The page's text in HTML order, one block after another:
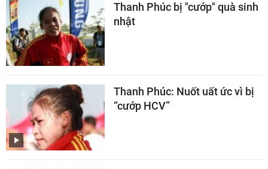
Thanh Phúc bị "cướp" quà sinh
nhật
Thanh Phúc: Nuốt uất ức vì bị
“cướp HCV”